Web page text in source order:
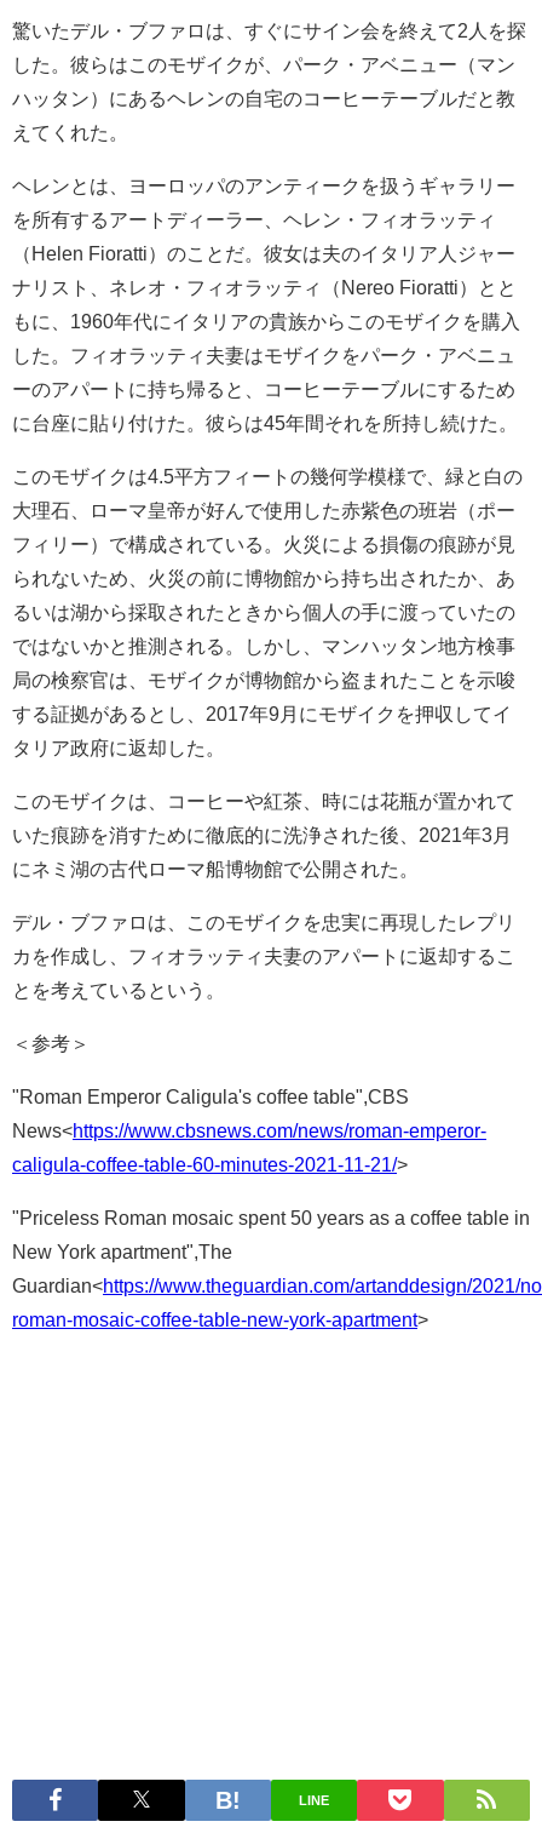
驚いたデル・ブファロは、 すぐにサイン会を終えて2人を探
した。彼らはこのモザイクが、パーク・アベニュー（マン
ハッタン）にあるヘレンの自宅のコーヒーテーブルだと教
えてくれた。
ヘレンとは、ヨーロッパのアンティークを扱うギャラリー
を所有するアートディーラー、ヘレン・フィオラッティ
（Helen Fioratti）のことだ。彼女は夫のイタリア人ジャー
ナリスト、 ネレオ・フィオラッティ（Nereo Fioratti）とと
もに、1960年代にイタリアの貴族からこのモザイクを購入
した。フィオラッティ 夫妻はモザイクをパーク・アベニュ
ーのアパートに持ち帰ると、コーヒーテーブルにするため
に台座に貼り付けた。彼らは45年間それを所持し続けた。
このモザイクは4.5平方フィートの幾何学模様で、緑と白の
大理石、ローマ皇帝が好んで使用した赤紫色の班岩（ポー
フィリー）で構成されている。火災による損傷の痕跡が見
られないため、火災の前に博物館から持ち出されたか、あ
るいは湖から採取されたときから個人の手に渡っていたの
ではないかと推測される。しかし、マンハッタン地方検事
局の検察官は、モザイクが博物館から盗まれたことを示唆
する証拠があるとし、2017年9月にモザイクを押収してイ
タリア政府に返却した。
このモザイクは、コーヒーや紅茶、時には花瓶が置かれて
いた痕跡を消すために徹底的に洗浄された後、2021年3月
にネミ湖の古代ローマ船博物館で公開された。
デル・ブファロは、このモザイクを忠実に再現したレプリ
カを作成し、 フィオラッティ夫妻のアパートに返却するこ
とを考えているという。
＜参考＞
"Roman Emperor Caligula's coffee table",CBS
News<https://www.cbsnews.com/news/roman-emperor-
caligula-coffee-table-60-minutes-2021-11-21/>
"Priceless Roman mosaic spent 50 years as a coffee table in
New York apartment",The
Guardian<https://www.theguardian.com/artanddesign/2021/
roman-mosaic-coffee-table-new-york-apartment>
LINE